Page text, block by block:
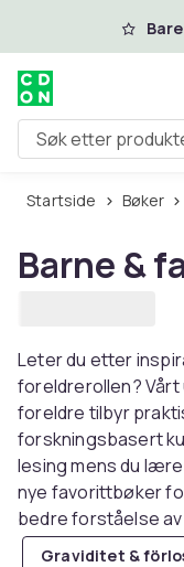
Hopp til
Søk etter produkter
Startside Bøker
Barne &
Leter du etter
foreldrerollen?
foreldre tilbyr
forskningsbasert
lesing mens du
nye favorittbøker
bedre forståelse
Graviditet &